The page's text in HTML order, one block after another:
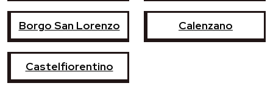
Borgo San Lorenzo Calenzano
Castelfiorentino